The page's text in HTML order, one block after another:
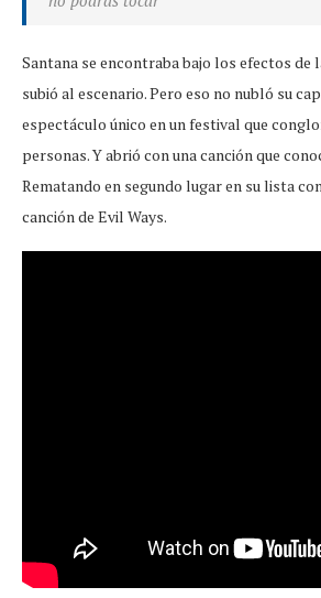
Santana se encontraba bajo los efectos de
subió al escenario. Pero eso no nubló su
espectáculo único en un festival que
personas. Y abrió con una canción que
Rematando en segundo lugar en su lista
canción de Evil Ways.